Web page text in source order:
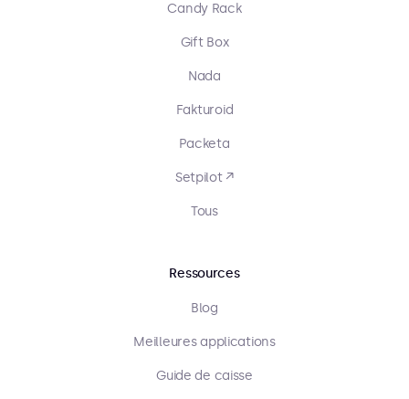
Candy Rack
Gift Box
Nada
Fakturoid
Packeta
Setpilot ↗
Tous
Ressources
Blog
Meilleures applications
Guide de caisse